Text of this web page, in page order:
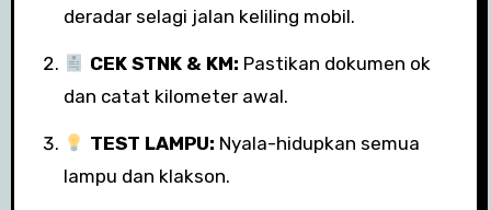
deradar selagi jalan keliling mobil.
CEK STNK & KM: Pastikan dokumen ok
dan catat kilometer awal.
TEST LAMPU: Nyala-hidupkan semua
lampu dan klakson.